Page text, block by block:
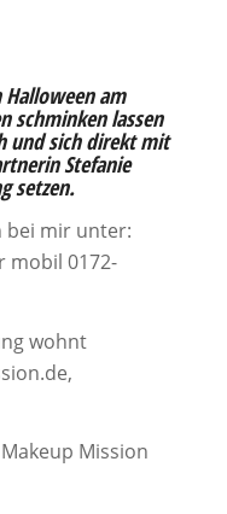
am
schminken lassen
und sich direkt mit
Stefanie
setzen.
bei mir unter:
mobil 0172-
wohnt
Mission